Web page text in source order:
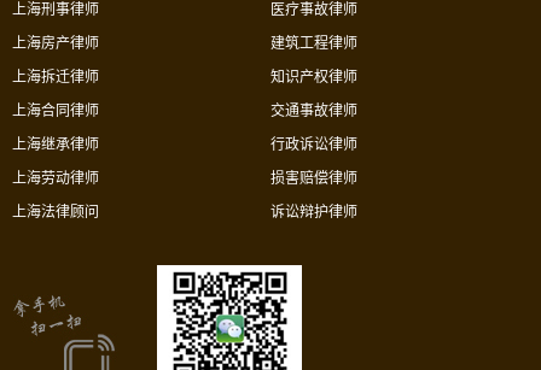
上海刑事律师
上海房产律师
上海拆迁律师
医疗事故律师
建筑工程律师
知识产权律师
上海合同律师
上海继承律师
上海劳动律师
上海法律顾问
交通事故律师
行政诉讼律师
损害赔偿律师
诉讼辩护律师